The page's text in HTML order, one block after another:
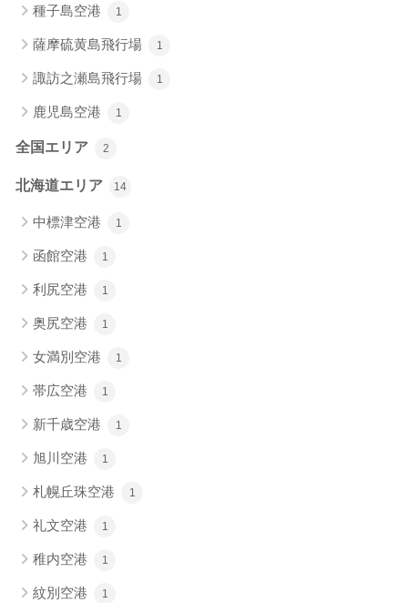
種子島空港 1
薩摩硫黄島飛行場 1
諏訪之瀬島飛行場 1
鹿児島空港 1
全国エリア 2
北海道エリア 14
中標津空港 1
函館空港 1
利尻空港 1
奥尻空港 1
女満別空港 1
帯広空港 1
新千歳空港 1
旭川空港 1
札幌丘珠空港 1
礼文空港 1
稚内空港 1
紋別空港 1